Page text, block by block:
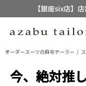
【銀座six店】
【店舗限
8/
オーダースーツの麻布テーラー
今、絶対推